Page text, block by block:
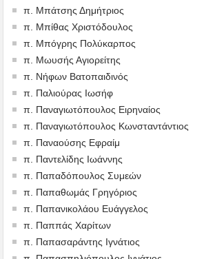
π. Μπάτσης Δημήτριος
π. Μπίθας Χριστόδουλος
π. Μπόγρης Πολύκαρπος
π. Μωυσής Αγιορείτης
π. Νήφων Βατοπαιδινός
π. Παλιούρας Ιωσήφ
π. Παναγιωτόπουλος Ειρηναίος
π. Παναγιωτόπουλος Κωνσταντάντιος
π. Παναούσης Εφραίμ
π. Παντελίδης Ιωάννης
π. Παπαδόπουλος Συμεών
π. Παπαθωμάς Γρηγόριος
π. Παπανικολάου Ευάγγελος
π. Παππάς Χαρίτων
π. Παπασαράντης Ιγνάτιος